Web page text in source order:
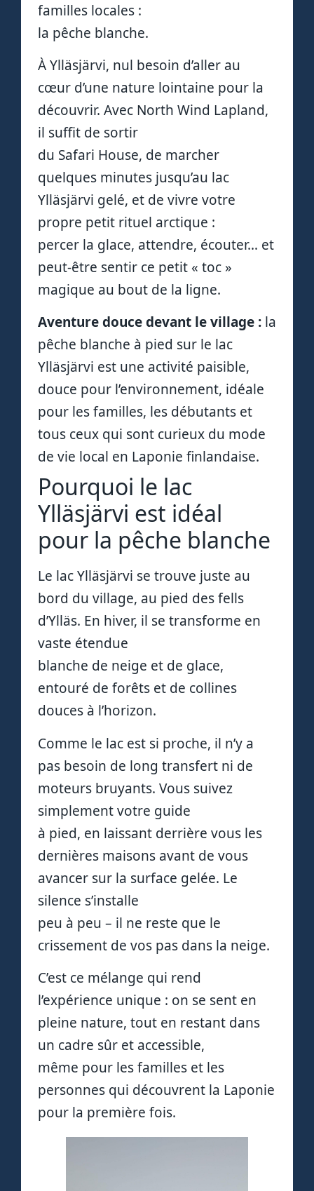
familles locales :
la pêche blanche.
À Ylläsjärvi, nul besoin d’aller au
cœur d’une nature lointaine pour la
découvrir. Avec North Wind Lapland,
il suffit de sortir
du Safari House, de marcher
quelques minutes jusqu’au lac
Ylläsjärvi gelé, et de vivre votre
propre petit rituel arctique :
percer la glace, attendre, écouter… et
peut-être sentir ce petit « toc »
magique au bout de la ligne.
Aventure douce devant le village : la
pêche blanche à pied sur le lac
Ylläsjärvi est une activité paisible,
douce pour l’environnement, idéale
pour les familles, les débutants et
tous ceux qui sont curieux du mode
de vie local en Laponie finlandaise.
Pourquoi le lac
Ylläsjärvi est idéal
pour la pêche blanche
Le lac Ylläsjärvi se trouve juste au
bord du village, au pied des fells
d’Ylläs. En hiver, il se transforme en
vaste étendue
blanche de neige et de glace,
entouré de forêts et de collines
douces à l’horizon.
Comme le lac est si proche, il n’y a
pas besoin de long transfert ni de
moteurs bruyants. Vous suivez
simplement votre guide
à pied, en laissant derrière vous les
dernières maisons avant de vous
avancer sur la surface gelée. Le
silence s’installe
peu à peu – il ne reste que le
crissement de vos pas dans la neige.
C’est ce mélange qui rend
l’expérience unique : on se sent en
pleine nature, tout en restant dans
un cadre sûr et accessible,
même pour les familles et les
personnes qui découvrent la Laponie
pour la première fois.